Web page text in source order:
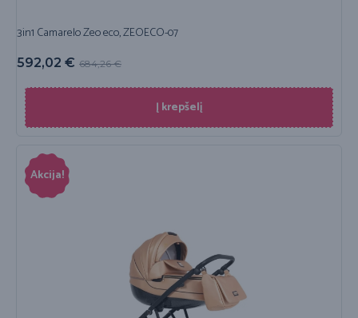
3in1 Camarelo Zeo eco, ZEOECO-07
684,26€
592,02 €
Į krepšelį
Akcija!